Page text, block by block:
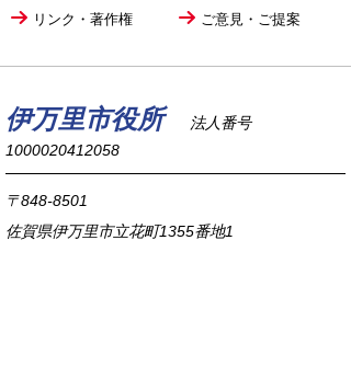
リンク・著作権 ご意見・ご提案
伊万里市役所
法人番号
1000020412058
〒848-8501
佐賀県伊万里市立花町1355番地1